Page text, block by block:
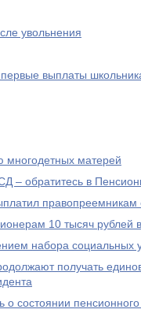
увольнения
выплаты
матерей
– обратитесь в
10 тысяч рублей
набора социальных
получать
состоянии